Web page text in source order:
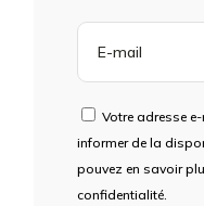
VOTRE
ADRESSE
E-
MAIL
REJOINDRE
Votre adresse
informer de la
pouvez en savoir
confidentialité.